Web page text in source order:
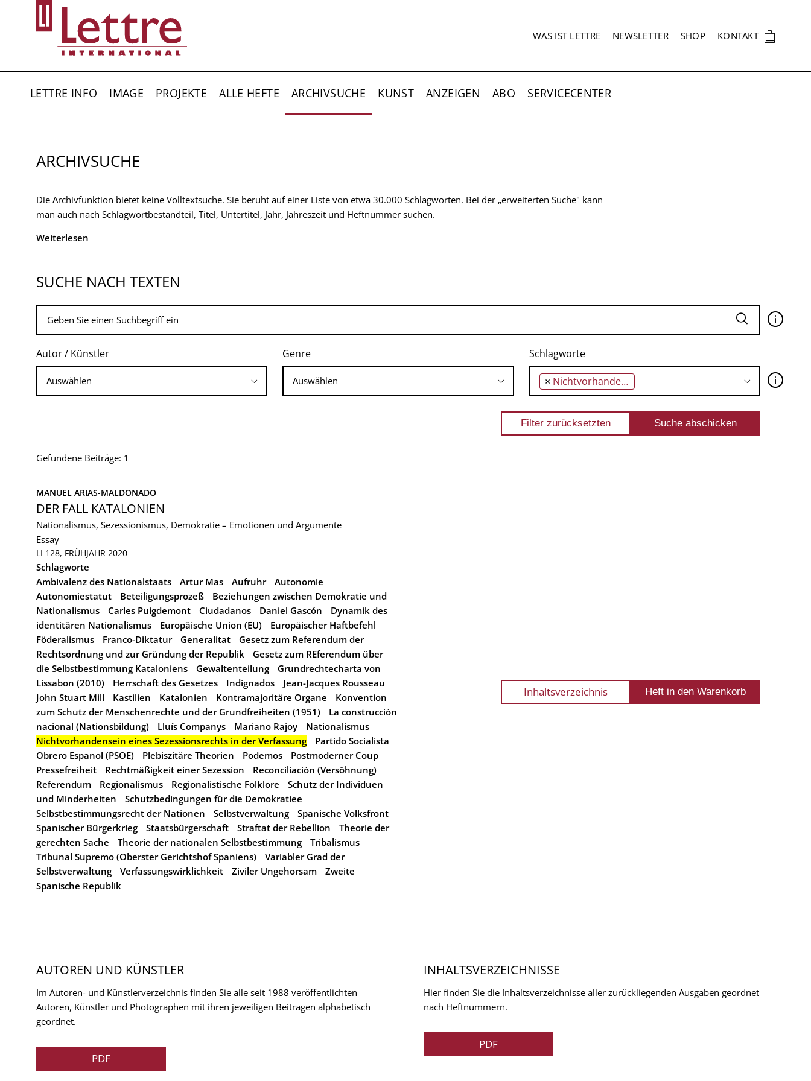
SEKUNDÄRNAVIGATION
WAS IST LETTRE NEWSLETTER SHOP KONTAKT 🛍
LETTRE INFO IMAGE PROJEKTE ALLE HEFTE ARCHIVSUCHE KUNST ANZEIGEN ABO SERVICECENTER
ARCHIVSUCHE
Die Archivfunktion bietet keine Volltextsuche. Sie beruht auf einer Liste von etwa 30.000 Schlagworten. Bei der „erweiterten Suche" kann
man auch nach Schlagwortbestandteil, Titel, Untertitel, Jahr, Jahreszeit und Heftnummer suchen.
Weiterlesen
SUCHE NACH TEXTEN
🛈
Autor / Künstler Genre Schlagworte
× Nichtvorhandensein eines Sezessionsrechts in der Verfassung 🛈
Gefundene Beiträge: 1
MANUEL ARIAS-MALDONADO
DER FALL KATALONIEN
Nationalismus, Sezessionismus, Demokratie – Emotionen und Argumente
Essay
LI 128, FRÜHJAHR 2020
Schlagworte
Ambivalenz des Nationalstaats
Artur Mas Aufruhr
Autonomie
Autonomiestatut
Beteiligungsprozeß
Beziehungen zwischen Demokratie und
Nationalismus
Carles Puigdemont Ciudadanos Daniel Gascón
Dynamik des
identitären Nationalismus
Europäische Union (EU)
Europäischer Haftbefehl
Föderalismus
Franco-Diktatur Generalitat
Gesetz zum Referendum der
Rechtsordnung und zur Gründung der Republik
Gesetz zum REferendum über
die Selbstbestimmung Kataloniens
Gewaltenteilung
Grundrechtecharta von
Lissabon (2010)
Herrschaft des Gesetzes Indignados
Jean-Jacques Rousseau
John Stuart Mill
Kastilien Katalonien Kontramajoritäre Organe
Konvention
zum Schutz der Menschenrechte und der Grundfreiheiten (1951)
La construcción
nacional (Nationsbildung)
Lluís Companys Mariano Rajoy
Nationalismus
Nichtvorhandensein eines Sezessionsrechts in der Verfassung
Partido Socialista
Obrero Espanol (PSOE)
Plebiszitäre Theorien Podemos
Postmoderner Coup
Pressefreiheit
Rechtmäßigkeit einer Sezession
Reconciliación (Versöhnung)
Referendum
Regionalismus Regionalistische Folklore
Schutz der Individuen
und Minderheiten
Schutzbedingungen für die Demokratiee
Selbstbestimmungsrecht der Nationen
Selbstverwaltung
Spanische Volksfront
Spanischer Bürgerkrieg
Staatsbürgerschaft Straftat der Rebellion
Theorie der
gerechten Sache
Theorie der nationalen Selbstbestimmung
Tribalismus
Tribunal Supremo (Oberster Gerichtshof Spaniens)
Variabler Grad der
Selbstverwaltung
Verfassungswirklichkeit Ziviler Ungehorsam
Zweite
Spanische Republik
Inhaltsverzeichnis
AUTOREN UND KÜNSTLER
Im Autoren- und Künstlerverzeichnis finden Sie alle seit 1988 veröffentlichten
Autoren, Künstler und Photographen mit ihren jeweiligen Beitragen alphabetisch
geordnet.
PDF
INHALTSVERZEICHNISSE
Hier finden Sie die Inhaltsverzeichnisse aller zurückliegenden Ausgaben geordnet
nach Heftnummern.
PDF